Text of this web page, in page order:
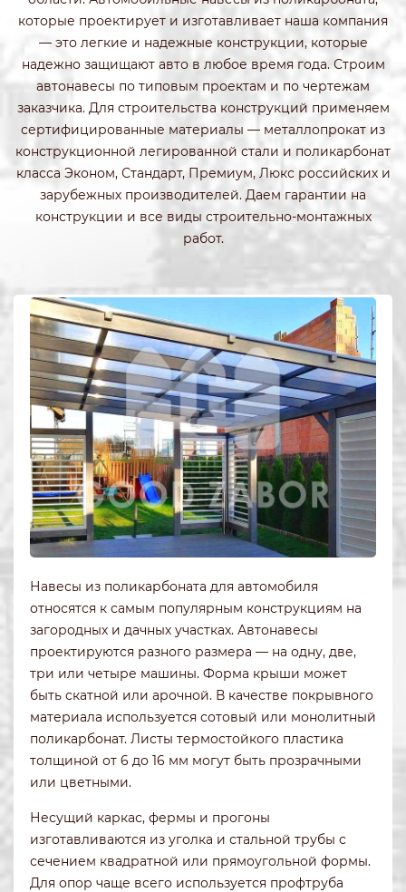
которые проектирует и изготавливает наша компания
— это легкие и надежные конструкции, которые
надежно защищают авто в любое время года. Строим
автонавесы по типовым проектам и по чертежам
заказчика. Для строительства конструкций применяем
сертифицированные материалы — металлопрокат из
конструкционной легированной стали и поликарбонат
класса Эконом, Стандарт, Премиум, Люкс российских и
зарубежных производителей. Даем гарантии на
конструкции и все виды строительно-монтажных
работ.
Навесы из поликарбоната для автомобиля
относятся к самым популярным конструкциям на
загородных и дачных участках. Автонавесы
проектируются разного размера — на одну, две,
три или четыре машины. Форма крыши может
быть скатной или арочной. В качестве покрывного
материала используется сотовый или монолитный
поликарбонат. Листы термостойкого пластика
толщиной от 6 до 16 мм могут быть прозрачными
или цветными.
Несущий каркас, фермы и прогоны
изготавливаются из уголка и стальной трубы с
сечением квадратной или прямоугольной формы.
Для опор чаще всего используется профтруба